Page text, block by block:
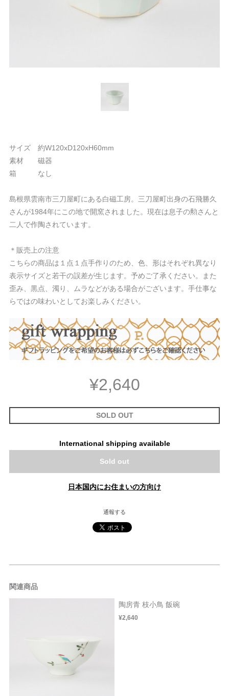
サイズ 約W120xD120xH60mm
素材 磁器
箱 なし
島根県雲南市三刀屋町にある白磁工房。三刀屋町出身の石飛勝久
さんが1984年にこの地で開窯されました。現在は息子の勲さんと
二人で作陶されています。
＊販売上の注意
こちらの商品は１点１点手作りのため、色、形はそれぞれ異なり
表示サイズと若干の誤差が生じます。予めご了承ください。また
歪み、黒点、濁り、ムラなどがある場合がございます。手仕事な
らではの味わいとしてお楽しみください。
¥2,640
SOLD OUT
International shipping available
Sold out
日本国内にお住まいの方向け
通報する
関連商品
陶房青 枝小鳥 飯碗
¥2,640